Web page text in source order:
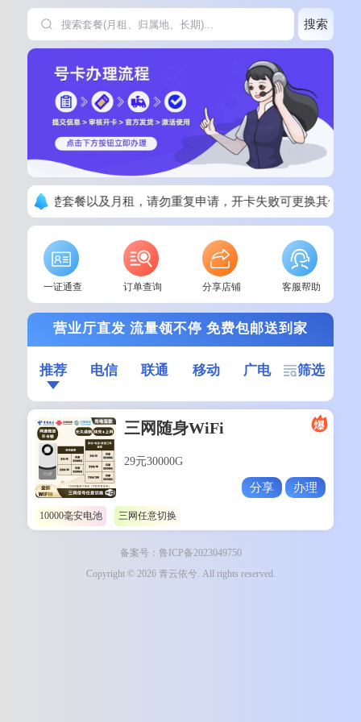
搜索
请看清楚套餐以及月租，请勿重复申请，开卡失败可更换其他套
一证通查 订单查询 分享店铺 客服帮助
营业厅直发 流量领不停 免费包邮送到家
推荐 电信 联通 移动 广电 筛选
三网随身WiFi
29元30000G
分享 办理
10000毫安电池 三网任意切换
备案号：鲁ICP备2023049750
Copyright © 2026 青云依兮. All rights reserved.